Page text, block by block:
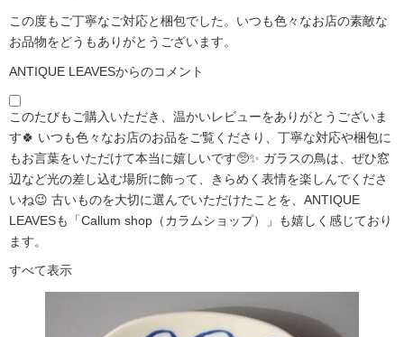
この度もご丁寧なご対応と梱包でした。いつも色々なお店の素敵な
お品物をどうもありがとうございます。
ANTIQUE LEAVESからのコメント
このたびもご購入いただき、温かいレビューをありがとうございま
す🍀 いつも色々なお店のお品をご覧くださり、丁寧な対応や梱包に
もお言葉をいただけて本当に嬉しいです🥺✨ ガラスの鳥は、ぜひ窓
辺など光の差し込む場所に飾って、きらめく表情を楽しんでくださ
いね😉 古いものを大切に選んでいただけたことを、ANTIQUE
LEAVESも「Callum shop（カラムショップ）」も嬉しく感じており
ます。
すべて表示